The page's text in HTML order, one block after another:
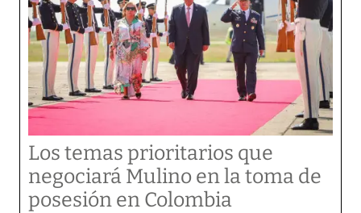
Los temas prioritarios que
negociará Mulino en la toma de
posesión en Colombia